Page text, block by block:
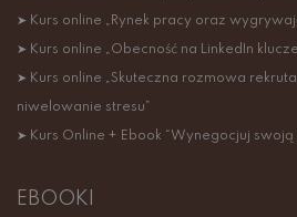
➤ Kurs online „Rynek pracy oraz
➤ Kurs online „Obecność na LinkedIn
➤ Kurs online „Skuteczna rozmowa
niwelowanie stresu”
➤ Kurs Online + Ebook “Wynegocjuj swoją
EBOOKI